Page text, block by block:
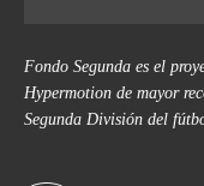
Fondo Segunda es el
Hypermotion de mayor
Segunda División del